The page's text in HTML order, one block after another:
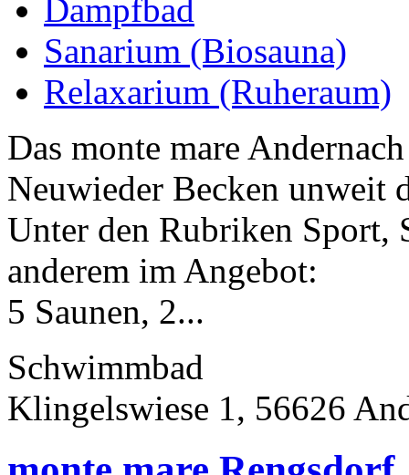
Dampfbad
Sanarium (Biosauna)
Relaxarium (Ruheraum)
Das monte mare
Neuwieder Becken unweit
Unter den Rubriken Sport,
anderem im Angebot:
5 Saunen, 2...
Schwimmbad
Klingelswiese 1, 56626